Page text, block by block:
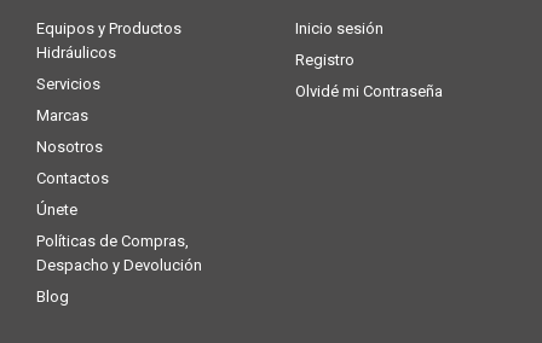
Equipos y Productos
Hidráulicos
Servicios
Marcas
Nosotros
Contactos
Únete
Políticas de Compras,
Despacho y Devolución
Blog
Inicio sesión
Registro
Olvidé mi Contraseña